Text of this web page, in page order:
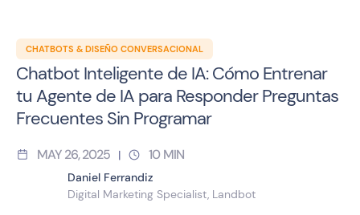
CHATBOTS & DISEÑO CONVERSACIONAL
Chatbot Inteligente de IA: Cómo Entrenar
tu Agente de IA para Responder Preguntas
Frecuentes Sin Programar
MAY 26, 2025 | 10 MIN
Daniel Ferrandiz
Digital Marketing Specialist, Landbot